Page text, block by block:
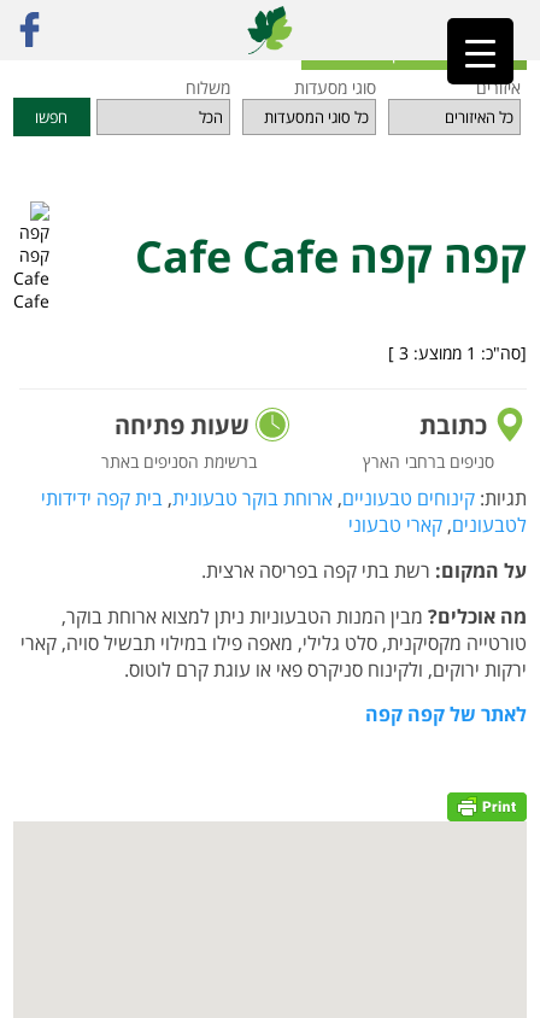
ראשי»מסעדות קפה קפה Cafe Cafe
חזרה לאינדקס המסעדות
איזורים
סוגי מסעדות משלוח
חפשו
קפה קפה Cafe Cafe
[סה"כ: 1 ממוצע: 3
]
כתובת
סניפים ברחבי הארץ
שעות פתיחה
ברשימת הסניפים באתר
תגיות: קינוחים טבעוניים, ארוחת בוקר טבעונית, בית קפה ידידותי
לטבעונים, קארי טבעוני
על המקום: רשת בתי קפה בפריסה ארצית.
מה אוכלים? מבין המנות הטבעוניות ניתן למצוא ארוחת בוקר,
טורטייה מקסיקנית, סלט גלילי, מאפה פילו במילוי תבשיל סויה, קארי
ירקות ירוקים, ולקינוח סניקרס פאי או עוגת קרם לוטוס.
לאתר של קפה קפה